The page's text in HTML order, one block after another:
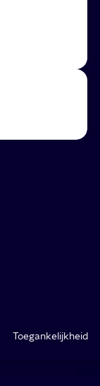
Toegankelijkheid